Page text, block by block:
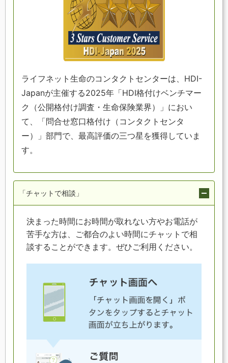
ライフネット生命のコンタクトセンターは、HDI-
Japanが主催する2025年「HDI格付けベンチマー
ク（公開格付け調査・生命保険業界）」におい
て、「問合せ窓口格付け（コンタクトセンタ
ー）」部門で、最高評価の三つ星を獲得していま
す。
「チャットで相談」
決まった時間にお時間が取れない方やお電話が
苦手な方は、ご都合のよい時間にチャットで相
談することができます。ぜひご利用ください。